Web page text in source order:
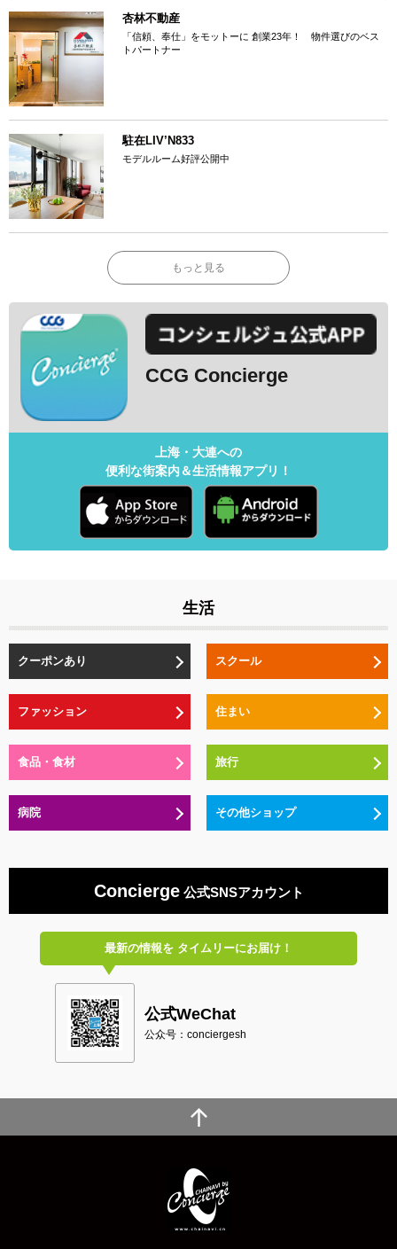
杏林不動産
「信頼、奉仕」をモットーに 創業23年！ 物件選びのベス
トパートナー
駐在LIV’N833
モデルルーム好評公開中
もっと見る
CCG Concierge
上海・大連への
便利な街案内＆生活情報アプリ！
生活
クーポンあり スクール
ファッション 住まい
食品・食材 旅行
病院 その他ショップ
Concierge公式SNSアカウント
最新の情報をタイムリーにお届け！
公式WeChat
公众号：conciergesh